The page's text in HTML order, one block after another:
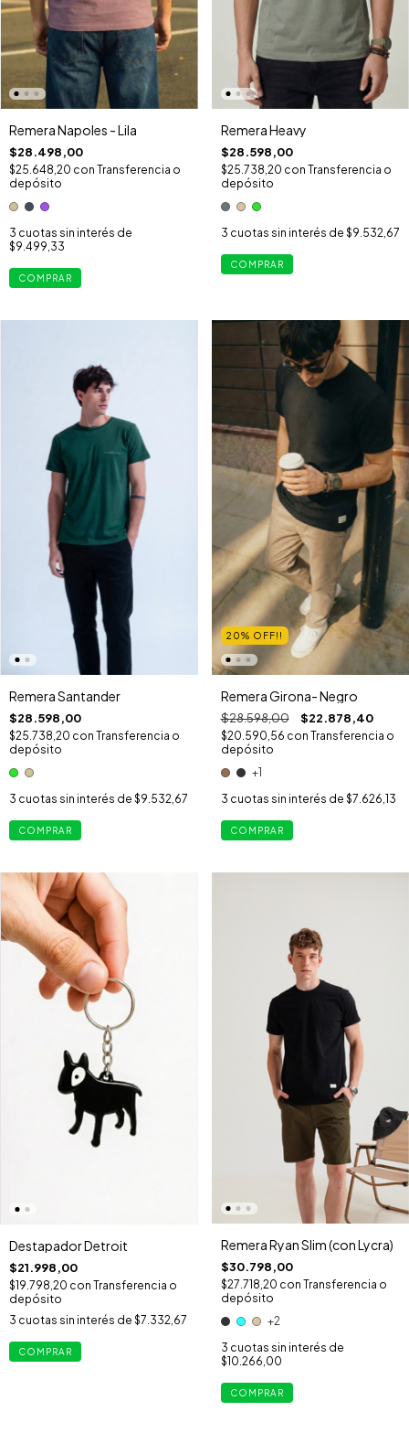
Remera Napoles - Lila
$28.498,00
$25.648,20 con Transferencia o
depósito
3 cuotas sin interés de
$9.499,33
COMPRAR
Remera Heavy
$28.598,00
$25.738,20 con Transferencia o
depósito
3 cuotas sin interés de $9.532,67
COMPRAR
Remera Santander
$28.598,00
$25.738,20 con Transferencia o
depósito
3 cuotas sin interés de $9.532,67
COMPRAR
20% OFF!!
Remera Girona- Negro
$28.598,00 $22.878,40
$20.590,56 con Transferencia o
depósito
+1
3 cuotas sin interés de $7.626,13
COMPRAR
Destapador Detroit
$21.998,00
$19.798,20 con Transferencia o
depósito
3 cuotas sin interés de $7.332,67
Remera Ryan Slim (con Lycra)
$30.798,00
$27.718,20 con Transferencia o
depósito
+2
3 cuotas sin interés de
$10.266,00
COMPRAR